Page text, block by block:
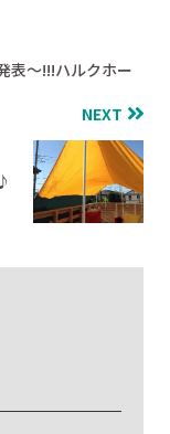
表～!!!ハルクホー
NEXT